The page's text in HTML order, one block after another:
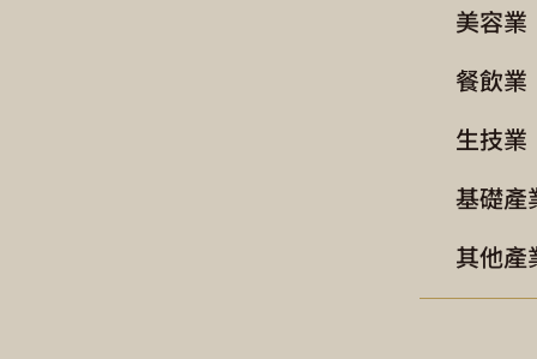
美容業
餐飲業
生技業
基礎產
其他產